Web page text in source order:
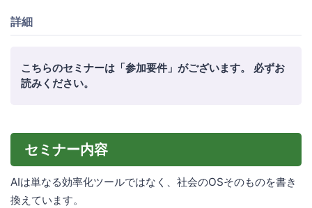
詳細
こちらのセミナーは「参加要件」がございます。 必ずお
読みください。
セミナー内容
AIは単なる効率化ツールではなく、社会のOSそのものを書き
換えています。